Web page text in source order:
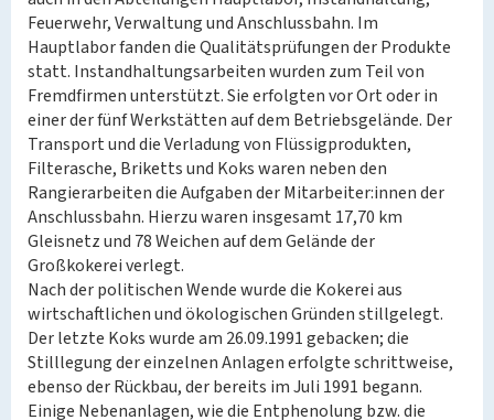
Feuerwehr, Verwaltung und Anschlussbahn. Im
Hauptlabor fanden die Qualitätsprüfungen der Produkte
statt. Instandhaltungsarbeiten wurden zum Teil von
Fremdfirmen unterstützt. Sie erfolgten vor Ort oder in
einer der fünf Werkstätten auf dem Betriebsgelände. Der
Transport und die Verladung von Flüssigprodukten,
Filterasche, Briketts und Koks waren neben den
Rangierarbeiten die Aufgaben der Mitarbeiter:innen der
Anschlussbahn. Hierzu waren insgesamt 17,70 km
Gleisnetz und 78 Weichen auf dem Gelände der
Großkokerei verlegt.
Nach der politischen Wende wurde die Kokerei aus
wirtschaftlichen und ökologischen Gründen stillgelegt.
Der letzte Koks wurde am 26.09.1991 gebacken; die
Stilllegung der einzelnen Anlagen erfolgte schrittweise,
ebenso der Rückbau, der bereits im Juli 1991 begann.
Einige Nebenanlagen, wie die Entphenolung bzw. die